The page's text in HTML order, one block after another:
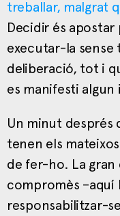
treballar, malgrat
Decidir és
executar-la sense
deliberació, tot i
es manifesti
Un minut després
tenen els
de fer-ho. La gran
compromès –aquí
responsabilitzar-